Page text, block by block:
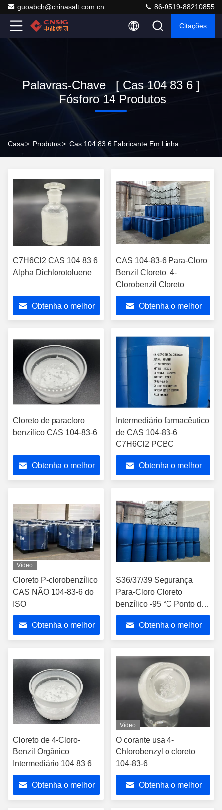
guoabch@chinasalt.com.cn 86-0519-88210855
Citações
Palavras-Chave [ Cas 104 83 6 ]
Fósforo 14 Produtos
Casa> Produtos> Cas 104 83 6 Fabricante Em Linha
C7H6Cl2 CAS 104 83 6
Alpha Dichlorotoluene
Obtenha o melhor
CAS 104-83-6 Para-Cloro
Benzil Cloreto, 4-
Clorobenzil Cloreto
Obtenha o melhor
Cloreto de paracloro
benzílico CAS 104-83-6
Obtenha o melhor
Intermediário farmacêutico
de CAS 104-83-6
C7H6Cl2 PCBC
Obtenha o melhor
Vídeo
Cloreto P-clorobenzílico
CAS NÃO 104-83-6 do
ISO
Obtenha o melhor
S36/37/39 Segurança
Para-Cloro Cloreto
benzílico -95 °C Ponto de
fusão Número CAS 104-
83-6
Obtenha o melhor
Cloreto de 4-Cloro-
Benzil Orgânico
Intermediário 104 83 6
Obtenha o melhor
Vídeo
O corante usa 4-
Chlorobenzyl o cloreto
104-83-6
Obtenha o melhor